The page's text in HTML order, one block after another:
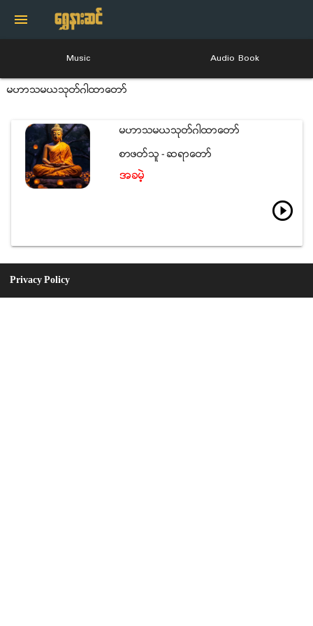
menu
Music Audio Book
မဟာသမယသုတ္ဂါထာေတာ္
မဟာသမယသုတ္ဂါထာေတာ္
စာဖတ္သူ - ဆရာေတာ္
အခမဲ့
play_circle_outline
Privacy Policy